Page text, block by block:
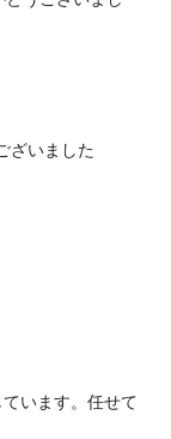
ざいました
います。任せて